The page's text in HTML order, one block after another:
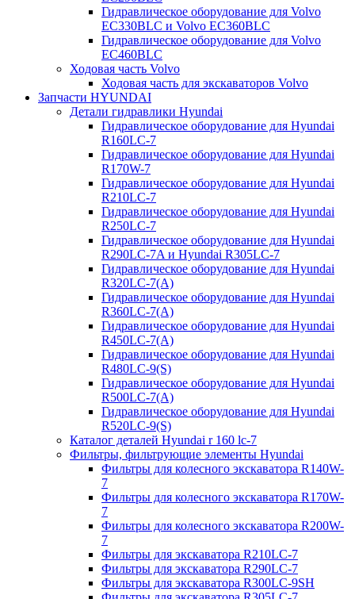
Гидравлическое оборудование для Volvo
EC330BLC и Volvo EC360BLC
Гидравлическое оборудование для Volvo
EC460BLC
Ходовая часть Volvo
Ходовая часть для экскаваторов Volvo
Запчасти HYUNDAI
Детали гидравлики Hyundai
Гидравлическое оборудование для Hyundai
R160LC-7
Гидравлическое оборудование для Hyundai
R170W-7
Гидравлическое оборудование для Hyundai
R210LC-7
Гидравлическое оборудование для Hyundai
R250LC-7
Гидравлическое оборудование для Hyundai
R290LC-7A и Hyundai R305LC-7
Гидравлическое оборудование для Hyundai
R320LC-7(A)
Гидравлическое оборудование для Hyundai
R360LC-7(A)
Гидравлическое оборудование для Hyundai
R450LC-7(A)
Гидравлическое оборудование для Hyundai
R480LC-9(S)
Гидравлическое оборудование для Hyundai
R500LC-7(A)
Гидравлическое оборудование для Hyundai
R520LC-9(S)
Каталог деталей Hyundai r 160 lc-7
Фильтры, фильтрующие элементы Hyundai
Фильтры для колесного экскаватора R140W-
7
Фильтры для колесного экскаватора R170W-
7
Фильтры для колесного экскаватора R200W-
7
Фильтры для экскаватора R210LC-7
Фильтры для экскаватора R290LC-7
Фильтры для экскаватора R300LC-9SH